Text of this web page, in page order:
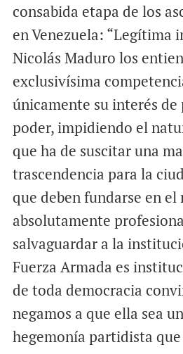
consabida etapa de los
en Venezuela: “Legítima
Nicolás Maduro los
exclusivísima
únicamente su interés de
poder, impidiendo el
que ha de suscitar una
trascendencia para la
que deben fundarse en
absolutamente
salvaguardar a la
Fuerza Armada es
de toda democracia
negamos a que ella sea
hegemonía partidista